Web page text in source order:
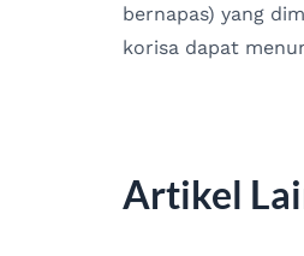
bernapas) yang
korisa dapat
Artikel